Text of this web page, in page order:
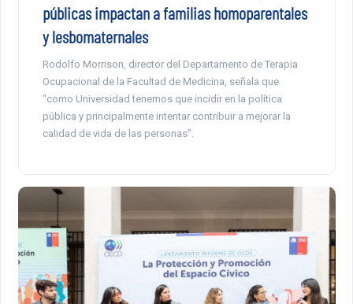
públicas impactan a familias homoparentales
y lesbomaternales
Rodolfo Morrison, director del Departamento de Terapia
Ocupacional de la Facultad de Medicina, señala que
“como Universidad tenemos que incidir en la política
pública y principalmente intentar contribuir a mejorar la
calidad de vida de las personas”.